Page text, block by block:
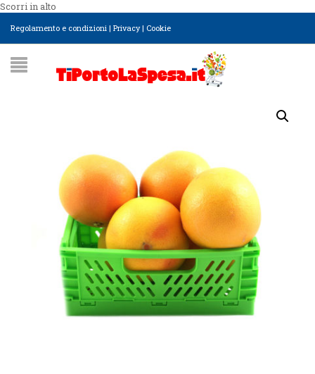
Scorri in alto
Regolamento e condizioni | Privacy| Cookie